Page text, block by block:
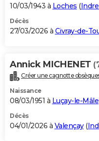
GUIDES D'ACHAT
BONS PLANS
Carte de Noël
Carte Bonne année
Carte Saint-Valentin
Carte Pâques
Carte d'anniversaire
DICTIONNAIRE
Dictionnaire
Biographies
Citations
Expressions
Proverbes
PROGRAMME TV
S'inscrire
Se connecter
Lycées
Collèges
Primaires
Universités
Entreprises
Service militaire
Avis de recherche
AVIS DE DÉCÈS
10/03/1943 à Loches (
Décès
27/03/2026 à Civray-de-
Annick MICHENET
Créer une cagnotte
Naissance
08/03/1951 à Luçay-le-Mâle
Décès
04/01/2026 à Valençay(